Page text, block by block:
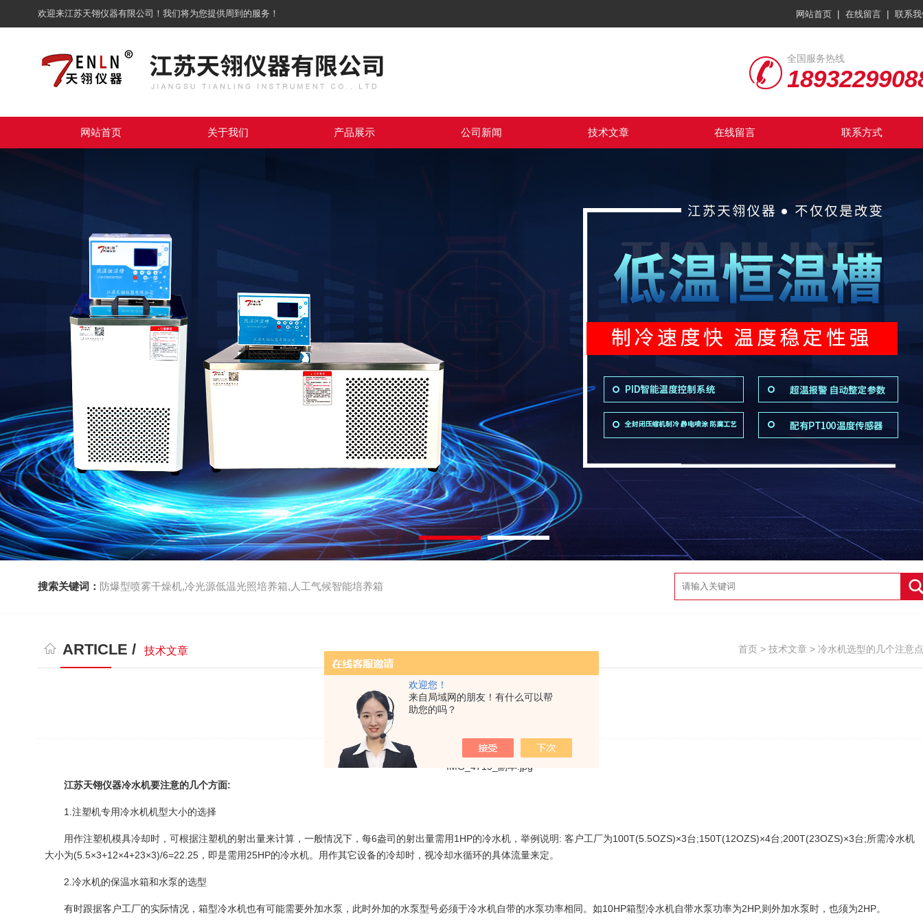
欢迎您！
来自局域网的朋友！有什么可以帮
助您的吗？
欢迎来江苏天翎仪器有限公司！我们将为您提供周到的服务！ 网站首页 | 在线留言 | 联系
全国服务热线
网站首页 关于我们 产品展示 公司新闻 技术文章 在线留言 联系方式
搜索关键词： 防爆型喷雾干燥机,冷光源低温光照培养箱,人工气候智能培养箱
ARTICLE / 技术文章 首页 > 技术文章 > 冷水机选型的几个注意点
冷水机选型的几个注意点
发布日期：2021-11-01 浏览次数：3156
江苏天翎仪器冷水机要注意的几个方面:
1.注塑机专用冷水机机型大小的选择
用作注塑机模具冷却时，可根据注塑机的射出量来计算，一般情况下，每6盎司的射出量需用1HP的冷水机，举例说明: 客户工厂为100T(5.5OZS)×3台;150T(12OZS)×4台;200T(23OZS)×3台;所需冷水机
大小为(5.5×3+12×4+23×3)/6=22.25，即是需用25HP的冷水机。用作其它设备的冷却时，视冷却水循环的具体流量来定。
2.冷水机的保温水箱和水泵的选型
有时跟据客户工厂的实际情况，箱型冷水机也有可能需要外加水泵，此时外加的水泵型号必须于冷水机自带的水泵功率相同。如10HP箱型冷水机自带水泵功率为2HP,则外加水泵时，也须为2HP。